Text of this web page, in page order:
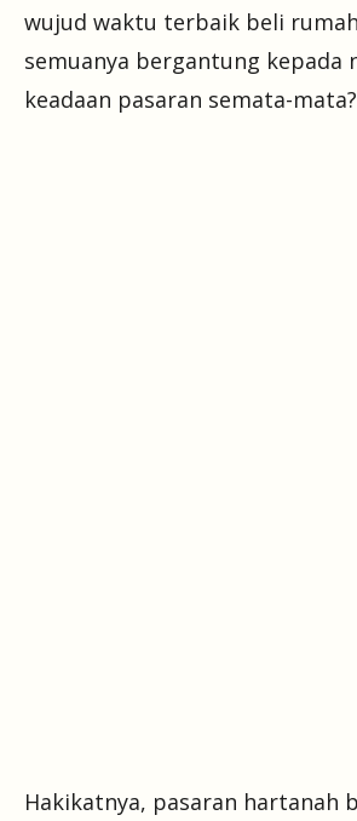
wujud waktu terbaik beli
semuanya bergantung kepada
keadaan pasaran semata-mata?
Hakikatnya, pasaran hartanah